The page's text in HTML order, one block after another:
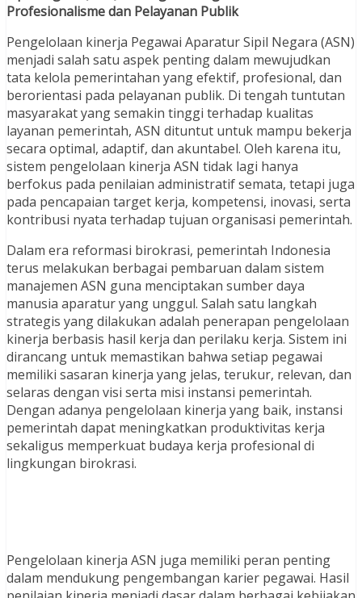
Profesionalisme dan Pelayanan Publik
Pengelolaan kinerja Pegawai Aparatur Sipil Negara (ASN)
menjadi salah satu aspek penting dalam mewujudkan
tata kelola pemerintahan yang efektif, profesional, dan
berorientasi pada pelayanan publik. Di tengah tuntutan
masyarakat yang semakin tinggi terhadap kualitas
layanan pemerintah, ASN dituntut untuk mampu bekerja
secara optimal, adaptif, dan akuntabel. Oleh karena itu,
sistem pengelolaan kinerja ASN tidak lagi hanya
berfokus pada penilaian administratif semata, tetapi juga
pada pencapaian target kerja, kompetensi, inovasi, serta
kontribusi nyata terhadap tujuan organisasi pemerintah.
Dalam era reformasi birokrasi, pemerintah Indonesia
terus melakukan berbagai pembaruan dalam sistem
manajemen ASN guna menciptakan sumber daya
manusia aparatur yang unggul. Salah satu langkah
strategis yang dilakukan adalah penerapan pengelolaan
kinerja berbasis hasil kerja dan perilaku kerja. Sistem ini
dirancang untuk memastikan bahwa setiap pegawai
memiliki sasaran kinerja yang jelas, terukur, relevan, dan
selaras dengan visi serta misi instansi pemerintah.
Dengan adanya pengelolaan kinerja yang baik, instansi
pemerintah dapat meningkatkan produktivitas kerja
sekaligus memperkuat budaya kerja profesional di
lingkungan birokrasi.
Pengelolaan kinerja ASN juga memiliki peran penting
dalam mendukung pengembangan karier pegawai. Hasil